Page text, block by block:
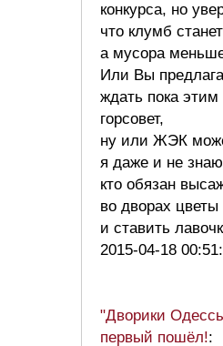
конкурса, но
что клумб
а мусора
Или Вы
ждать пока этим
горсовет,
ну или ЖЭК
я даже и не знаю
кто обязан
во дворах цветы
и ставить
2015-04-18
"Дворики
первый пошёл!: